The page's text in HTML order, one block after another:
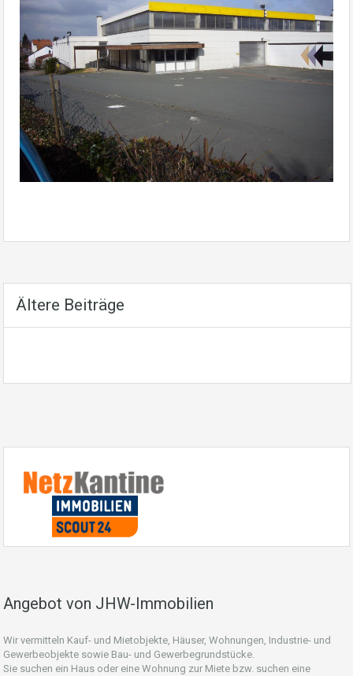
Ältere Beiträge
Angebot von JHW-Immobilien
Wir vermitteln Kauf- und Mietobjekte, Häuser, Wohnungen, Industrie- und
Gewerbeobjekte sowie Bau- und Gewerbegrundstücke.
Sie suchen ein Haus oder eine Wohnung zur Miete bzw. suchen eine